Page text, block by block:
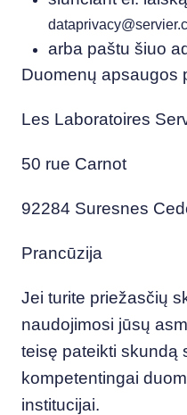
arba paštu šiuo
Duomenų apsaugos
Les Laboratoires
50 rue Carnot
92284 Suresnes
Prancūzija
Jei turite priežasčių
naudojimosi jūsų
teisę pateikti skundą
kompetentingai
institucijai.